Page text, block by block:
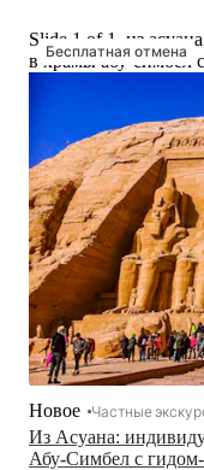
Бесплатная отмена
Slide 1 of 1, из
в храмы абу-симбел
Из Асуана:
Абу-Симбел с
Новое Частные